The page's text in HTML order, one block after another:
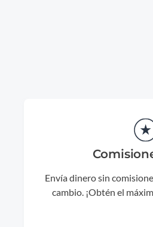
Envía dinero sin
cambio. ¡Obtén el